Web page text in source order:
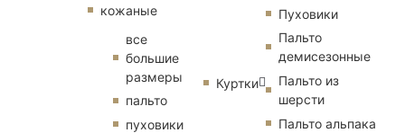
кожаные
все
большие
размеры
пальто
пуховики
Куртки
Пуховики
Пальто
демисезонные
Пальто из
шерсти
Пальто альпака